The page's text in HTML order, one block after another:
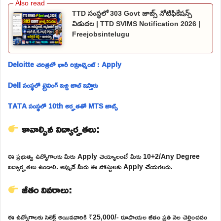
TTD సంస్థలో 303 Govt జాబ్స్ నోటిఫికేషన్స్
విడుదల | TTD SVIMS Notification 2026 |
Freejobsintelugu
Deloitte చరిత్రలో భారీ రిక్రూట్మెంట్ : Apply
Dell సంస్థలో ట్రైనింగ్ ఇచ్చి జాబ్ ఇస్తారు
TATA సంస్థలో 10th అర్హతతో MTS జాబ్స్
కావాల్సిన విద్యార్హతలు:
ఈ ప్రభుత్వ ఉద్యోగాలకు మీరు Apply చెయ్యాలంటే మీకు 10+2/Any Degree
విద్యార్హతలు ఉండాలి. అప్పుడే మీరు ఈ పోస్టులకు Apply చేయగలరు.
జీతం వివరాలు:
ఈ ఉద్యోగాలకు సెలెక్ట్ అయినవారికి ₹25,000/- రూపాయల జీతం ప్రతి నెల చెల్లించడం